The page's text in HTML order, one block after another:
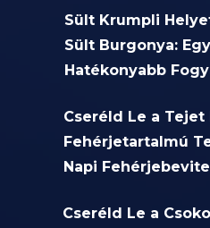
Sült Krumpli
Sült Burgonya:
Hatékonyabb
Cseréld Le a Tejet
Fehérjetartalmú
Napi
Cseréld Le a